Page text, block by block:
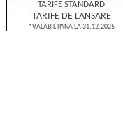
TARIFE STANDARD
TARIFE DE LANSARE
*VALABIL PANA LA 31.12.2025